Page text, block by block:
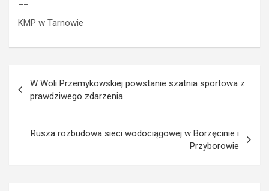
KMP w Tarnowie
wpisu
W Woli Przemykowskiej powstanie szatnia sportowa z
prawdziwego zdarzenia
Rusza rozbudowa sieci wodociągowej w Borzęcinie i
Przyborowie